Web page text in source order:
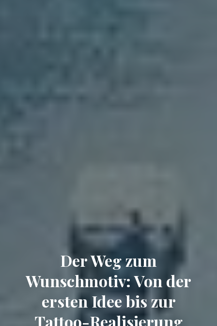
Der Weg zum
Wunschmotiv: Von der
ersten Idee bis zur
Tattoo-Realisierung